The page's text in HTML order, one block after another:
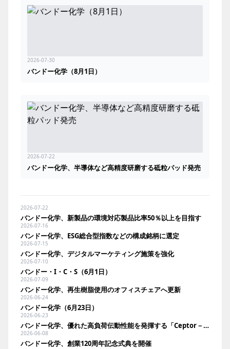
2026-07-30
バンドー化学（8月1日）
2026-07-22
バンドー化学、半導体など高精度研磨する砥粒パッド発売
2026-07-22
バンドー化学、新製品の環境対応製品比率50％以上を目指す
2026-07-16
バンドー化学、ESG総合型指数などの構成銘柄に選定
2026-07-15
バンドー化学、デジタルマーケティング施策を強化
2026-07-10
バンドー・I・C・S（6月1日）
2026-07-09
バンドー化学、再生樹脂使用のオフィスチェアへ更新
2026-06-24
バンドー化学（6月23日）
2026-06-23
バンドー化学、優れた高負荷伝動性能を発揮する「Ceptor－X」に注力
2026-06-08
バンドー化学、創業120周年記念式典を開催